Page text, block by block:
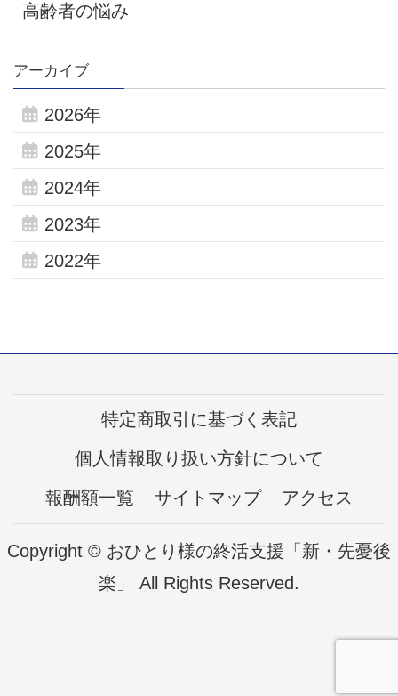
高齢者の悩み
アーカイブ
2026年
2025年
2024年
2023年
2022年
特定商取引に基づく表記
個人情報取り扱い方針について
報酬額一覧
サイトマップ アクセス
Copyright © おひとり様の終活支援「新・先憂後
楽」 All Rights Reserved.